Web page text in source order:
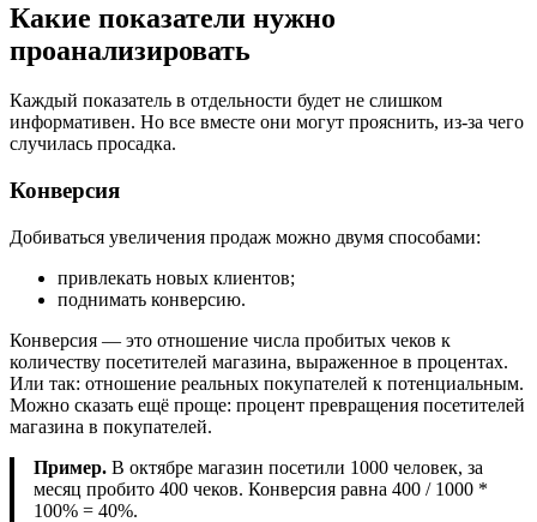
Какие показатели нужно
проанализировать
Каждый показатель в отдельности будет не слишком
информативен. Но все вместе они могут прояснить, из-за чего
случилась просадка.
Конверсия
Добиваться увеличения продаж можно двумя способами:
привлекать новых клиентов;
поднимать конверсию.
Конверсия — это отношение числа пробитых чеков к
количеству посетителей магазина, выраженное в процентах.
Или так: отношение реальных покупателей к потенциальным.
Можно сказать ещё проще: процент превращения посетителей
магазина в покупателей.
Пример. В октябре магазин посетили 1000 человек, за
месяц пробито 400 чеков. Конверсия равна 400 / 1000 *
100% = 40%.